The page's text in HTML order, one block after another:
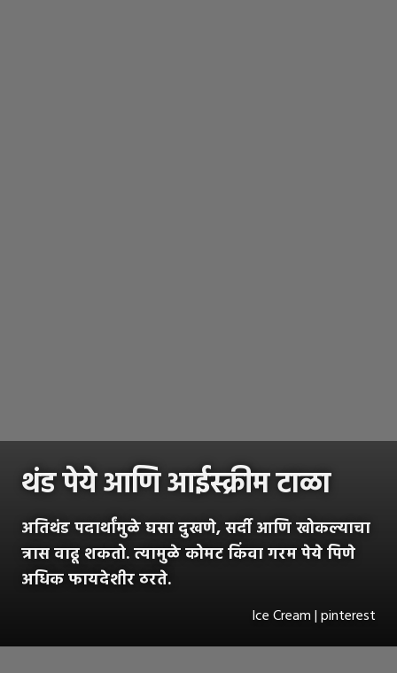
थंड पेये आणि आईस्क्रीम टाळा
अतिथंड पदार्थांमुळे घसा दुखणे, सर्दी आणि खोकल्याचा
त्रास वाढू शकतो. त्यामुळे कोमट किंवा गरम पेये पिणे
अधिक फायदेशीर ठरते.
Ice Cream | pinterest